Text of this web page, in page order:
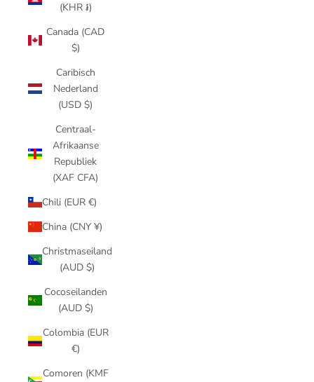
(KHR ៛)
Canada (CAD
$)
Caribisch
Nederland
(USD $)
Centraal-
Afrikaanse
Republiek
(XAF CFA)
Chili (EUR €)
China (CNY ¥)
Christmaseiland
(AUD $)
Cocoseilanden
(AUD $)
Colombia (EUR
€)
Comoren (KMF